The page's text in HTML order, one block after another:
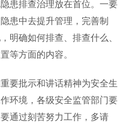
患排查治理放在首位。一要
患中去提升管理，完善制
明确如何排查、排查什么、
等方面的内容。
要批示和讲话精神为安全生
环境，各级安全监管部门要
通过刻苦努力工作，多请